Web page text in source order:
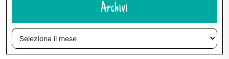
Archivi
Archivi